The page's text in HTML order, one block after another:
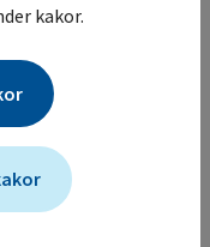
kakor.